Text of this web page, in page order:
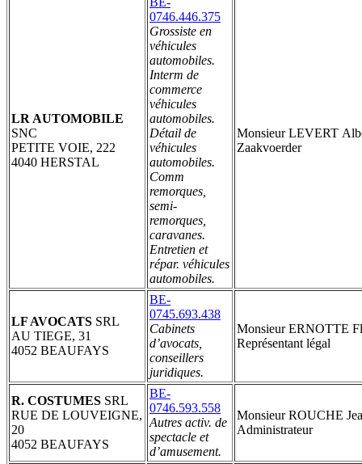
LR AUTOMOBILE
SNC
PETITE VOIE, 222
4040 HERSTAL
0746.446.375
Grossiste en
véhicules
automobiles.
Interm de
commerce
véhicules
automobiles.
Détail de
véhicules
automobiles.
Comm
remorques,
semi-
remorques,
caravanes.
Entretien et
répar. véhicules
automobiles.
Monsieur LEVERT
Zaakvoerder
LF AVOCATS SRL
AU TIEGE, 31
4052 BEAUFAYS
BE-
0745.693.438
Cabinets
d’avocats,
conseillers
juridiques.
Monsieur ERNOTTE
Représentant légal
R. COSTUMES SRL
RUE DE LOUVEIGNE,
20
4052 BEAUFAYS
BE-
0746.593.558
Autres activ. de
spectacle et
d’amusement.
Monsieur ROUCHE
Administrateur